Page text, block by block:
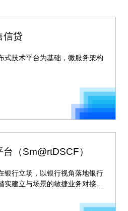
信贷
式技术平台为基础，微服务架构
（Sm@rtDSCF）
银行立场，以银行视角落地银行
建立与场景的敏捷业务对接能